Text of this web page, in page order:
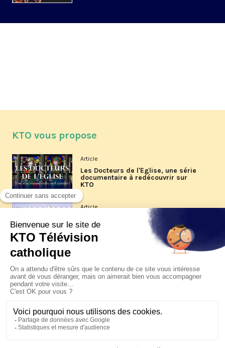
KTO vous propose
Article
Les Docteurs de l'Église, une série
documentaire à redécouvrir sur
KTO
Article
Les reportages d'été 2026 de KTO
La visite pastorale du pape Léon
XIV à Assise à suivre sur KTO le
jeudi 6 août
Le pape en Uruguay, Argentine et
Pérou du 6 au 17 novembre 2026